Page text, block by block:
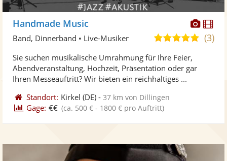
Handmade Music
4,9(3)
Band, Dinnerband • Live-Musiker
Sie suchen musikalische Umrahmung für Ihre Feier,
Abendveranstaltung, Hochzeit, Präsentation oder gar
Ihren Messeauftritt? Wir bieten ein reichhaltiges ...
Standort: Kirkel (DE) -37 km von Dillingen
Gage: €€ (ca. 500 € - 1800 € pro Auftritt)